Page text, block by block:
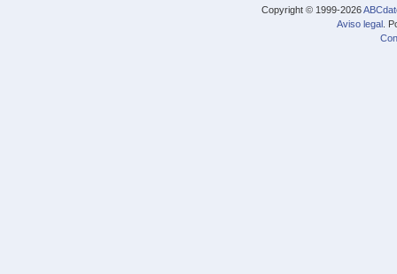
Copyright © 1999-2026
Aviso legal .